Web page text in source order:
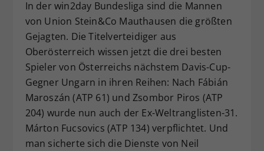
In der win2day Bundesliga sind die Mannen
von Union Stein&Co Mauthausen die größten
Gejagten. Die Titelverteidiger aus
Oberösterreich wissen jetzt die drei besten
Spieler von Österreichs nächstem Davis-Cup-
Gegner Ungarn in ihren Reihen: Nach Fábián
Maroszán (ATP 61) und Zsombor Piros (ATP
204) wurde nun auch der Ex-Weltranglisten-31.
Márton Fucsovics (ATP 134) verpflichtet. Und
man sicherte sich die Dienste von Neil